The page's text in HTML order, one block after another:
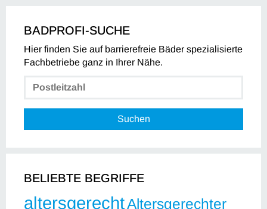
BADPROFI-SUCHE
Hier finden Sie auf barrierefreie Bäder spezialisierte
Fachbetriebe ganz in Ihrer Nähe.
Suchen
BELIEBTE BEGRIFFE
altersgerechtAltersgerechter